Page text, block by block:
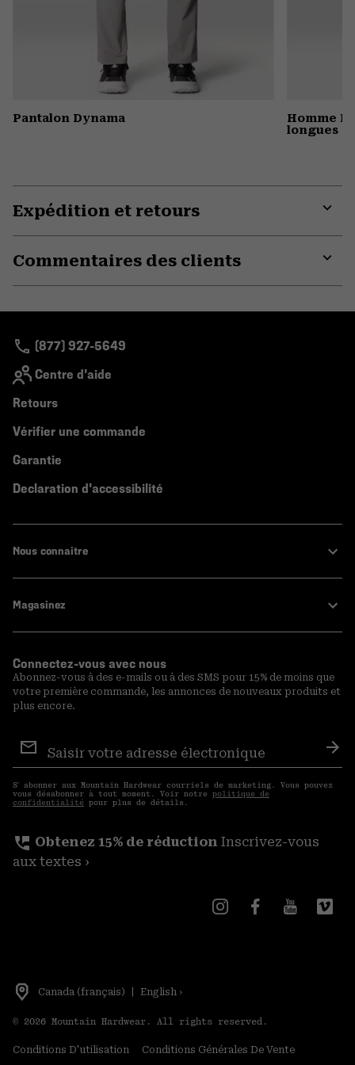
Pantalon Dynama
Homme
longues
Expédition et retours
Commentaires des clients
(877) 927-5649
Centre d'aide
Retours
Vérifier une commande
Garantie
Declaration d'accessibilité
Nous connaitre
Magasinez
Connectez-vous avec nous
Abonnez-vous à des e-mails ou à des SMS pour 15% de moins que
votre première commande, les annonces de nouveaux produits et
plus encore.
aux
courriels
S′ abonner aux Mountain Hardwear courriels de marketing. Vous pouvez
vous désabonner à tout moment. Voir notre politique de
confidentialité pour plus de détails.
perm_phone_msg Obtenez 15% de réduction Inscrivez-vous
aux textes ›
Canada (français) English ›
© 2026 Mountain Hardwear. All rights reserved.
Conditions D'utilisation Conditions Générales De Vente